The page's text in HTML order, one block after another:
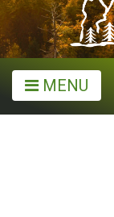
MENU